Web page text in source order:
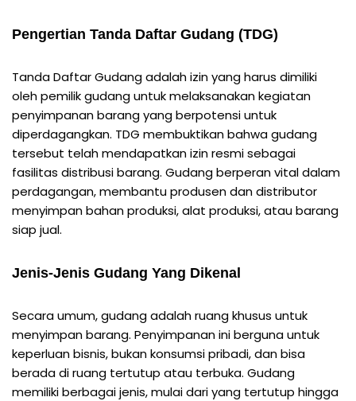
Pengertian Tanda Daftar Gudang (TDG)
Tanda Daftar Gudang adalah izin yang harus dimiliki
oleh pemilik gudang untuk melaksanakan kegiatan
penyimpanan barang yang berpotensi untuk
diperdagangkan. TDG membuktikan bahwa gudang
tersebut telah mendapatkan izin resmi sebagai
fasilitas distribusi barang. Gudang berperan vital dalam
perdagangan, membantu produsen dan distributor
menyimpan bahan produksi, alat produksi, atau barang
siap jual.
Jenis-Jenis Gudang Yang Dikenal
Secara umum, gudang adalah ruang khusus untuk
menyimpan barang. Penyimpanan ini berguna untuk
keperluan bisnis, bukan konsumsi pribadi, dan bisa
berada di ruang tertutup atau terbuka. Gudang
memiliki berbagai jenis, mulai dari yang tertutup hingga